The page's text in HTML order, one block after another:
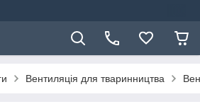
Вентиляція для тваринництва